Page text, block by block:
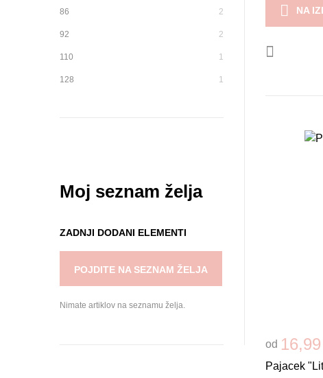
NA
od
Pajacek
86 2
92 2
110 1
128 1
Moj seznam želja
ZADNJI DODANI ELEMENTI
POJDITE NA SEZNAM ŽELJA
Nimate artiklov na seznamu želja.